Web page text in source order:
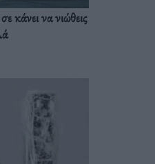
κάνει να νιώθεις